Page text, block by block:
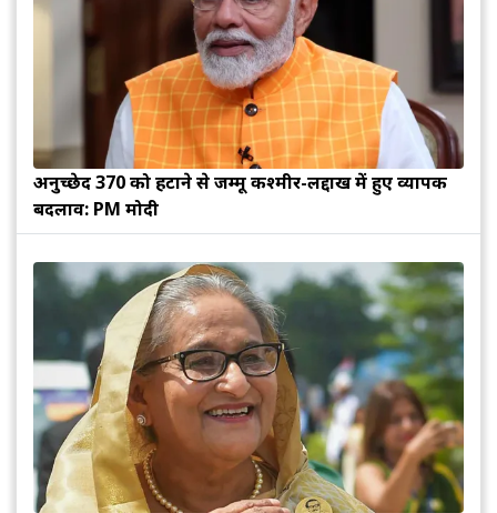
अनुच्छेद 370 को हटाने से जम्मू कश्मीर-लद्दाख में हुए व्यापक
बदलाव: PM मोदी